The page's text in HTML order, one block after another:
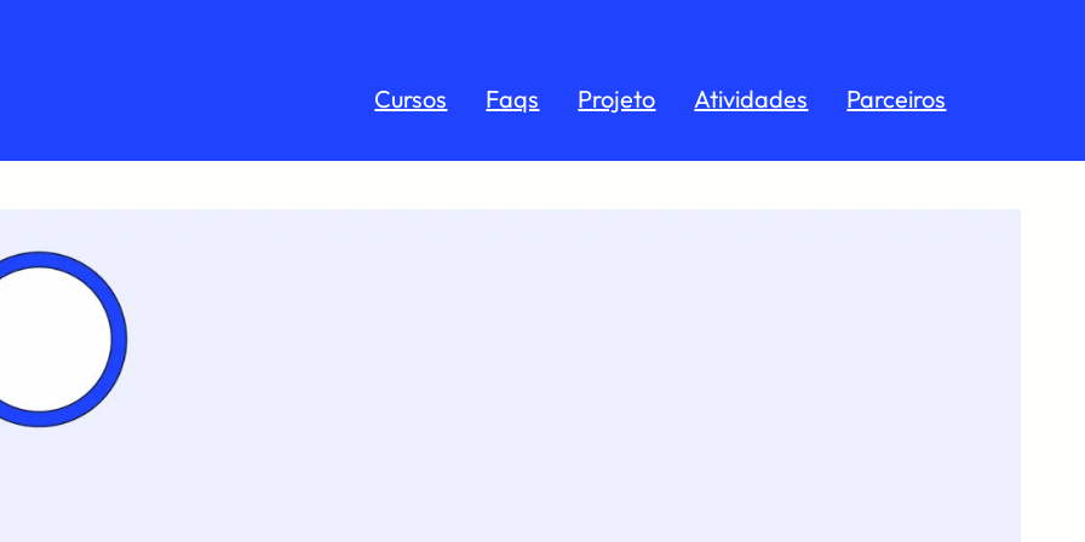
Cursos Faqs Projeto Atividades Parceiros